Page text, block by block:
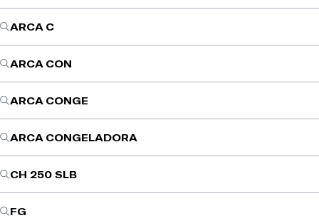
ARCA C
ARCA CON
ARCA CONGE
ARCA CONGELADORA
CH 250 SLB
FG